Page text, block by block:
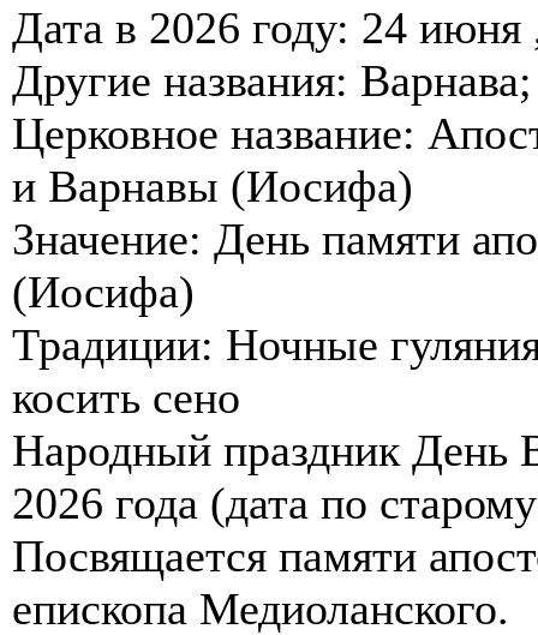
Дата в 2026 году: 24 июня
Другие названия:
Церковное название:
и Варнавы (Иосифа)
Значение: День памяти
(Иосифа)
Традиции: Ночные
косить сено
Народный праздник День
2026 года (дата по
Посвящается памяти
епископа Медиоланского.